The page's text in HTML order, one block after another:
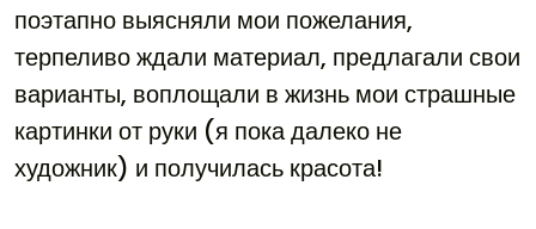
поэтапно выясняли мои пожелания,
терпеливо ждали материал, предлагали свои
варианты, воплощали в жизнь мои страшные
картинки от руки (я пока далеко не
художник) и получилась красота!